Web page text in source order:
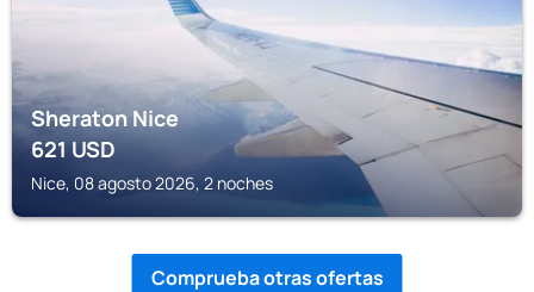
Sheraton Nice
621USD
Nice, 08 agosto 2026, 2 noches
Comprueba otras ofertas